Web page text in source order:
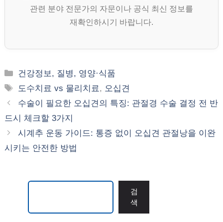
관련 분야 전문가의 자문이나 공식 최신 정보를
재확인하시기 바랍니다.
카
테
리
건강정보, 질병, 영양·식품
태
그
도수치료 vs 물리치료, 오십견
수술이 필요한 오십견의 특징: 관절경 수술 결정 전 반
드시 체크할 3가지
시계추 운동 가이드: 통증 없이 오십견 관절낭을 이완
시키는 안전한 방법
검
색